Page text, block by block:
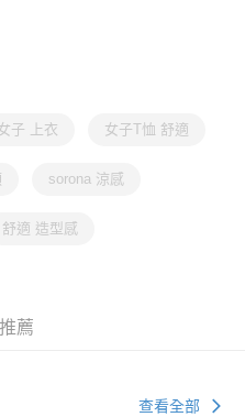
子 上衣 女子T恤 舒適
sorona 涼感
舒適 造型感
薦
查看全部